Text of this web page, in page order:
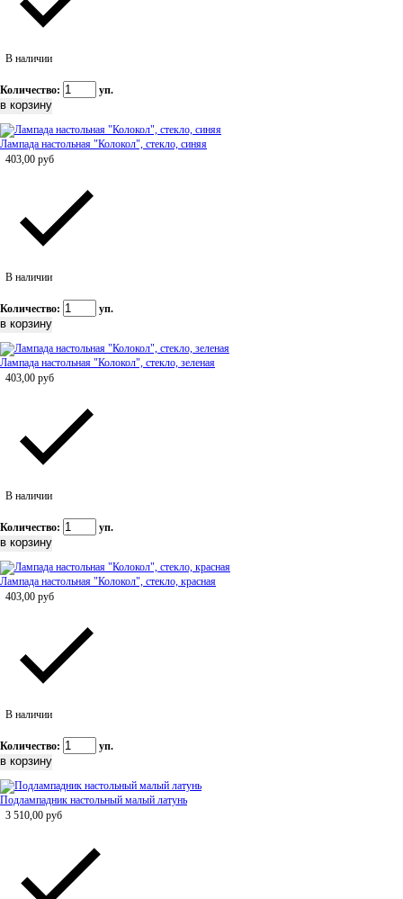
В наличии
Количество: уп.
Лампада настольная "Колокол", стекло, синяя
403,00 руб
В наличии
Количество: уп.
Лампада настольная "Колокол", стекло, зеленая
403,00 руб
В наличии
Количество: уп.
Лампада настольная "Колокол", стекло, красная
403,00 руб
В наличии
Количество: уп.
Подлампадник настольный малый латунь
3 510,00 руб